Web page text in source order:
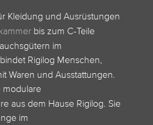
Kleidung und Ausrüstungen
bis zum C-Teile
im
Rigilog Menschen,
Waren und Ausstattungen.
modulare
aus dem Hause Rigilog. Sie
im